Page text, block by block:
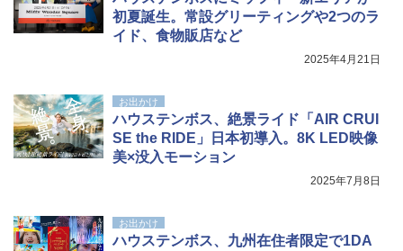
初夏誕生。常設グリーティングや2つのラ
イド、食物販店など
2025年4月21日
お出かけ
ハウステンボス、絶景ライド「AIR CRUI
SE the RIDE」日本初導入。8K LED映像
美×没入モーション
2025年7月8日
お出かけ
ハウステンボス、九州在住者限定で1DA